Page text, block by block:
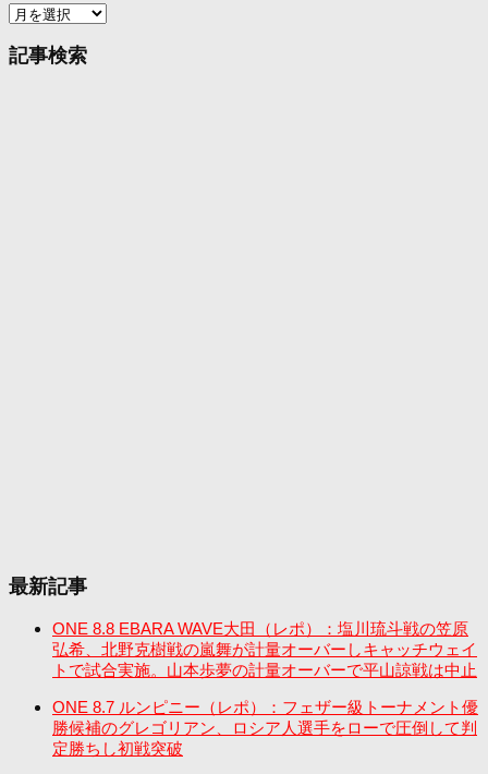
ア
カ
記事検索
最新記事
ONE 8.8 EBARA WAVE大田（レポ）：塩川琉斗戦の笠原
弘希、北野克樹戦の嵐舞が計量オーバーしキャッチウェイ
トで試合実施。山本歩夢の計量オーバーで平山諒戦は中止
ONE 8.7 ルンピニー（レポ）：フェザー級トーナメント優
勝候補のグレゴリアン、ロシア人選手をローで圧倒して判
定勝ちし初戦突破